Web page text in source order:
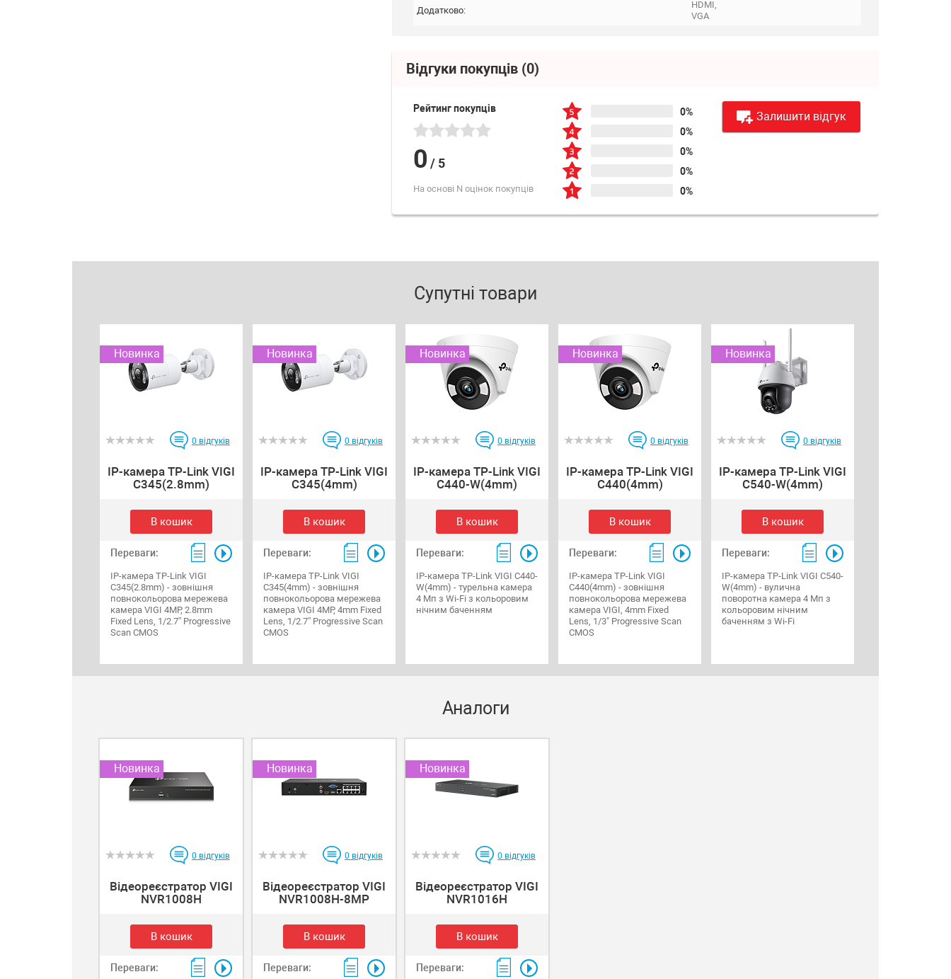
Додатково:
HDMI,
VGA
Відгуки покупців (0)
Рейтинг покупців
0 / 5
На основі N оцінок покупців
0%
0%
0%
0%
0%
Залишити відгук
Супутні товари
Новинка
0 відгуків
IP-камера TP-Link VIGI
C345(2.8mm)
В кошик
Переваги:
IP-камера TP-Link VIGI
C345(2.8mm) - зовнішня
повнокольорова мережева
камера VIGI 4MP, 2.8mm
Fixed Lens, 1/2.7” Progressive
Scan CMOS
Новинка
0 відгуків
IP-камера TP-Link VIGI
C345(4mm)
В кошик
Переваги:
IP-камера TP-Link VIGI
C345(4mm) - зовнішня
повнокольорова мережева
камера VIGI 4MP, 4mm Fixed
Lens, 1/2.7” Progressive Scan
CMOS
Новинка
0 відгуків
IP-камера TP-Link VIGI
C440-W(4mm)
В кошик
Переваги:
IP-камера TP-Link VIGI C440-
W(4mm) - турельна камера
4 Мп з Wi-Fi з кольоровим
нічним баченням
Новинка
0 відгуків
IP-камера TP-Link VIGI
C440(4mm)
В кошик
Переваги:
IP-камера TP-Link VIGI
C440(4mm) - зовнішня
повнокольорова мережева
камера VIGI, 4mm Fixed
Lens, 1/3" Progressive Scan
CMOS
Новинка
0 відгуків
IP-камера TP-Link VIGI
C540-W(4mm)
В кошик
Переваги:
IP-камера TP-Link VIGI C540-
W(4mm) - вулична
поворотна камера 4 Мп з
кольоровим нічним
баченням з Wi-Fi
Аналоги
Новинка
0 відгуків
Відеореєстратор VIGI
NVR1008H
В кошик
Переваги:
Новинка
0 відгуків
Відеореєстратор VIGI
NVR1008H-8MP
В кошик
Переваги:
Новинка
0 відгуків
Відеореєстратор VIGI
NVR1016H
В кошик
Переваги: